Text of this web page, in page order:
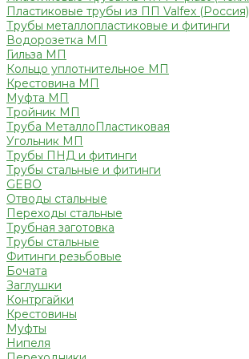
Пластиковые трубы из ПП Valfex (Россия)
Трубы металлопластиковые и фитинги
Водорозетка МП
Гильза МП
Кольцо уплотнительное МП
Крестовина МП
Муфта МП
Тройник МП
Труба МеталлоПластиковая
Угольник МП
Трубы ПНД и фитинги
Трубы стальные и фитинги
GEBO
Отводы стальные
Переходы стальные
Трубная заготовка
Трубы стальные
Фитинги резьбовые
Бочата
Заглушки
Контргайки
Крестовины
Муфты
Нипеля